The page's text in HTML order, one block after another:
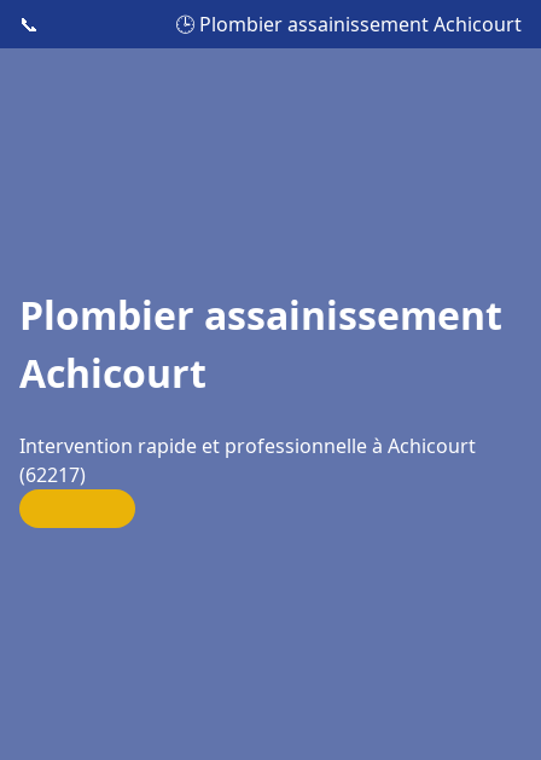
📞 🕒 Plombier assainissement Achicourt
Plombier assainissement
Achicourt
Intervention rapide et professionnelle à Achicourt
(62217)